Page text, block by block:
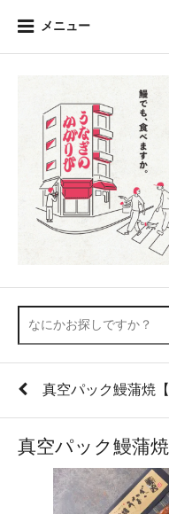
メニュー
真空パック鰻蒲焼【
真空パック鰻蒲